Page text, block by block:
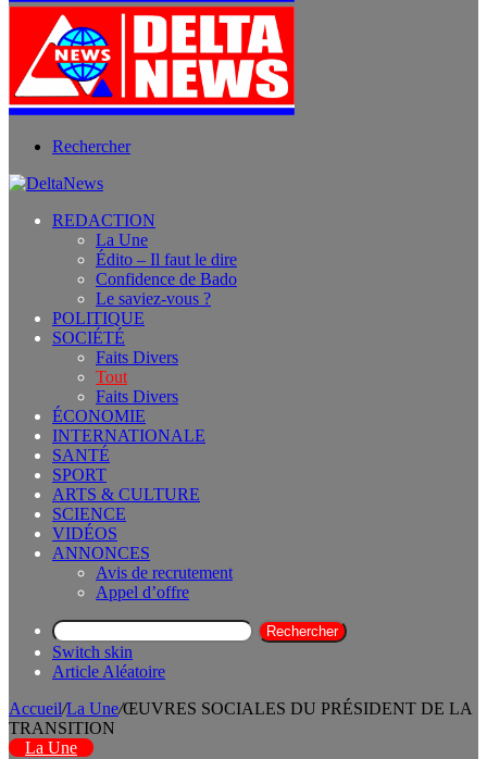
Rechercher
REDACTION
La Une
Édito – Il faut le dire
Confidence de Bado
Le saviez-vous ?
POLITIQUE
SOCIÉTÉ
Faits Divers
Tout
Faits Divers
ÉCONOMIE
INTERNATIONALE
SANTÉ
SPORT
ARTS & CULTURE
SCIENCE
VIDÉOS
ANNONCES
Avis de recrutement
Appel d’offre
Rechercher
Switch skin
Article Aléatoire
Accueil/La Une/ŒUVRES SOCIALES DU PRÉSIDENT DE LA
TRANSITION
La Une